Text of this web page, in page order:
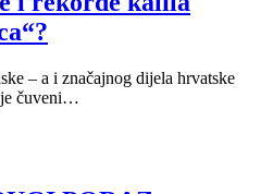
– a i značajnog dijela hrvatske
je čuveni…